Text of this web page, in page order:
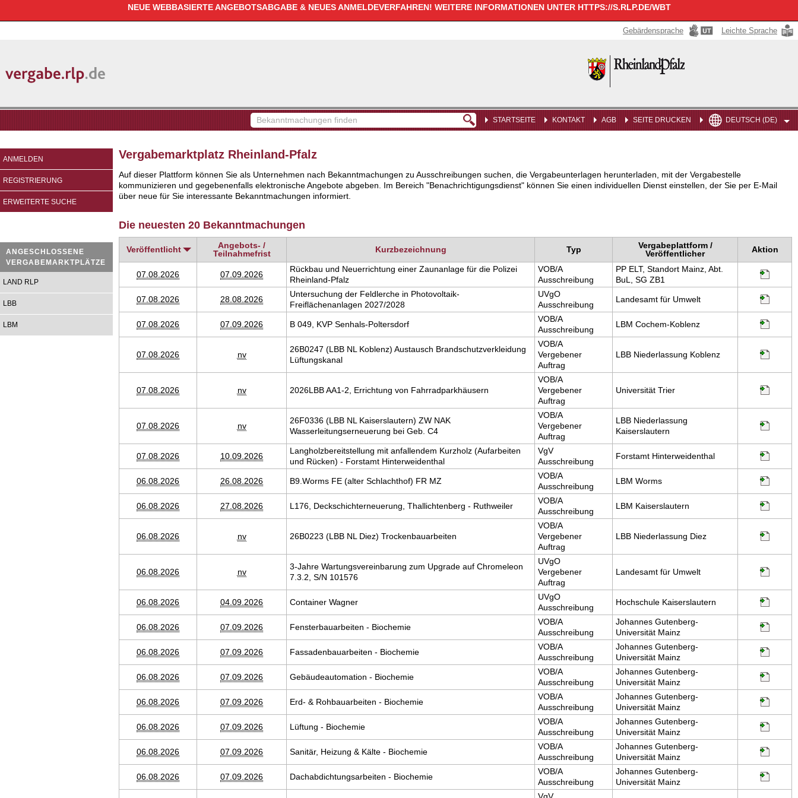
NEUE WEBBASIERTE ANGEBOTSABGABE & NEUES ANMELDEVERFAHREN! WEITERE INFORMATIONEN UNTER HTTPS://S.RLP.DE/WBT
Gebärdensprache Leichte Sprache
Rheinland-
Pfalz
Bekanntmachungen
finden
STARTSEITE KONTAKT AGB SEITE DRUCKEN DEUTSCH (DE)
ANMELDEN
REGISTRIERUNG
ERWEITERTE SUCHE
ANGESCHLOSSENE
VERGABEMARKTPLÄTZE
LAND RLP
LBB
LBM
Vergabemarktplatz Rheinland-Pfalz
Auf dieser Plattform können Sie als Unternehmen nach Bekanntmachungen zu Ausschreibungen suchen, die Vergabeunterlagen herunterladen, mit der Vergabestelle
kommunizieren und gegebenenfalls elektronische Angebote abgeben. Im Bereich "Benachrichtigungsdienst" können Sie einen individuellen Dienst einstellen, der Sie per E-Mail
über neue für Sie interessante Bekanntmachungen informiert.
Die neuesten 20 Bekanntmachungen
Veröffentlicht
Angebots- /
Teilnahmefrist
Kurzbezeichnung Typ
Vergabeplattform /
Veröffentlicher
Aktion
07.08.2026 07.09.2026
Rückbau und Neuerrichtung einer Zaunanlage für die Polizei
Rheinland-Pfalz
VOB/A
Ausschreibung
PP ELT, Standort Mainz, Abt.
BuL, SG ZB1
07.08.2026 28.08.2026
Untersuchung der Feldlerche in Photovoltaik-
Freiflächenanlagen 2027/2028
UVgO
Ausschreibung
Landesamt für Umwelt
07.08.2026 07.09.2026 B 049, KVP Senhals-Poltersdorf
VOB/A
Ausschreibung
LBM Cochem-Koblenz
07.08.2026 nv
26B0247 (LBB NL Koblenz) Austausch Brandschutzverkleidung
Lüftungskanal
VOB/A
Vergebener
Auftrag
LBB Niederlassung Koblenz
07.08.2026 nv 2026LBB AA1-2, Errichtung von Fahrradparkhäusern
VOB/A
Vergebener
Auftrag
Universität Trier
07.08.2026 nv
26F0336 (LBB NL Kaiserslautern) ZW NAK
Wasserleitungserneuerung bei Geb. C4
VOB/A
Vergebener
Auftrag
LBB Niederlassung
Kaiserslautern
07.08.2026 10.09.2026
Langholzbereitstellung mit anfallendem Kurzholz (Aufarbeiten
und Rücken) - Forstamt Hinterweidenthal
VgV
Ausschreibung
Forstamt Hinterweidenthal
06.08.2026 26.08.2026 B9.Worms FE (alter Schlachthof) FR MZ
VOB/A
Ausschreibung
LBM Worms
06.08.2026 27.08.2026 L176, Deckschichterneuerung, Thallichtenberg - Ruthweiler
VOB/A
Ausschreibung
LBM Kaiserslautern
06.08.2026 nv 26B0223 (LBB NL Diez) Trockenbauarbeiten
VOB/A
Vergebener
Auftrag
LBB Niederlassung Diez
06.08.2026 nv
3-Jahre Wartungsvereinbarung zum Upgrade auf Chromeleon
7.3.2, S/N 101576
UVgO
Vergebener
Auftrag
Landesamt für Umwelt
06.08.2026 04.09.2026 Container Wagner
UVgO
Ausschreibung
Hochschule Kaiserslautern
06.08.2026 07.09.2026 Fensterbauarbeiten - Biochemie
VOB/A
Ausschreibung
Johannes Gutenberg-
Universität Mainz
06.08.2026 07.09.2026 Fassadenbauarbeiten - Biochemie
VOB/A
Ausschreibung
Johannes Gutenberg-
Universität Mainz
06.08.2026 07.09.2026 Gebäudeautomation - Biochemie
VOB/A
Ausschreibung
Johannes Gutenberg-
Universität Mainz
06.08.2026 07.09.2026 Erd- & Rohbauarbeiten - Biochemie
VOB/A
Ausschreibung
Johannes Gutenberg-
Universität Mainz
06.08.2026 07.09.2026 Lüftung - Biochemie
VOB/A
Ausschreibung
Johannes Gutenberg-
Universität Mainz
06.08.2026 07.09.2026 Sanitär, Heizung & Kälte - Biochemie
VOB/A
Ausschreibung
Johannes Gutenberg-
Universität Mainz
06.08.2026 07.09.2026 Dachabdichtungsarbeiten - Biochemie
VOB/A
Ausschreibung
Johannes Gutenberg-
Universität Mainz